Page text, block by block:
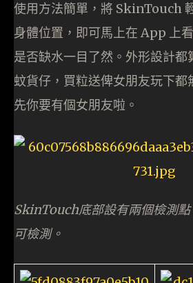
使用方法簡單，將 SkinTouch
身體位置，即可馬上在 App 上
是否缺水一目了然。外形設計都
蚊貨仔，買粒送俾女朋友玩下都
先你要有個女朋友啦。
SkinTouch底部設有兩個檢測
可檢測。